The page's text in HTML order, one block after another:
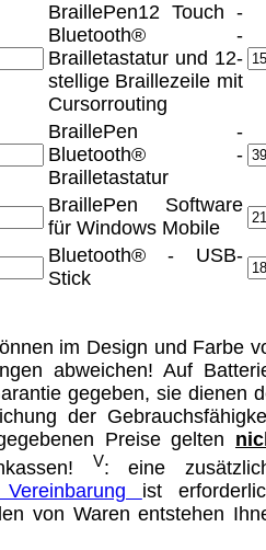
BraillePen12 Touch -
Bluetooth® -
Brailletastatur und 12-
stellige Braillezeile mit
Cursorrouting
BraillePen -
Bluetooth® -
Brailletastatur
BraillePen Software
für Windows Mobile
Bluetooth® - USB-
Stick
im Design und Farbe
abweichen! Auf
gegeben, sie dienen
der
Preise gelten
V: eine
ist
von Waren entstehen